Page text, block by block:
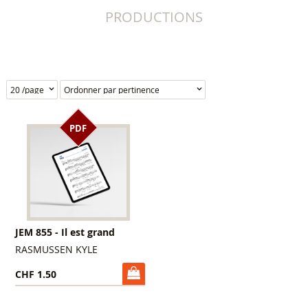
PRODUCTIONS
PDF
JEM 855 - Il est grand
RASMUSSEN KYLE
CHF 1.50